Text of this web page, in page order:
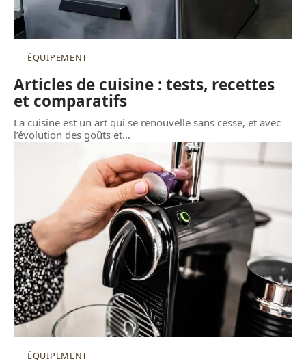
ÉQUIPEMENT
Articles de cuisine : tests, recettes
et comparatifs
La cuisine est un art qui se renouvelle sans cesse, et avec
l’évolution des goûts et…
ÉQUIPEMENT